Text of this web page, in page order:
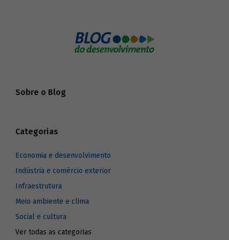
Sobre o Blog
Categorias
Economia e desenvolvimento
Indústria e comércio exterior
Infraestrutura
Meio ambiente e clima
Social e cultura
Ver todas as categorias